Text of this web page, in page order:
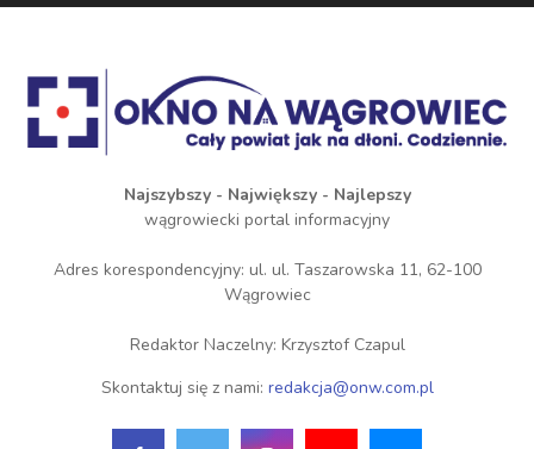
Najszybszy - Największy - Najlepszy
wągrowiecki portal informacyjny
Adres korespondencyjny: ul. ul. Taszarowska 11, 62-100
Wągrowiec
Redaktor Naczelny: Krzysztof Czapul
Skontaktuj się z nami: redakcja@onw.com.pl